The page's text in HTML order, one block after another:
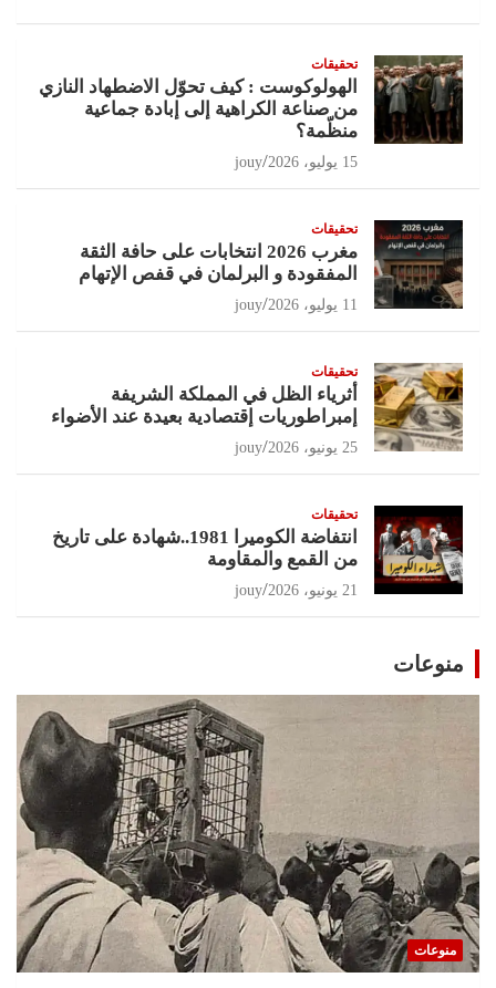
تحقيقات
الهولوكوست : كيف تحوّل الاضطهاد النازي
من صناعة الكراهية إلى إبادة جماعية
منظّمة؟
15 يوليو، 2026 jouy
تحقيقات
مغرب 2026 انتخابات على حافة الثقة
المفقودة و البرلمان في قفص الإتهام
11 يوليو، 2026 jouy
تحقيقات
أثرياء الظل في المملكة الشريفة
إمبراطوريات إقتصادية بعيدة عند الأضواء
25 يونيو، 2026 jouy
تحقيقات
انتفاضة الكوميرا 1981..شهادة على تاريخ
من القمع والمقاومة
21 يونيو، 2026 jouy
منوعات
منوعات